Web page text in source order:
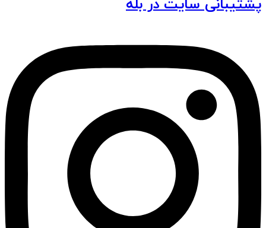
پشتیبانی سایت در بله